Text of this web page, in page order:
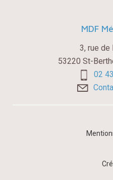
MDF
3, rue de
53220 St-
02